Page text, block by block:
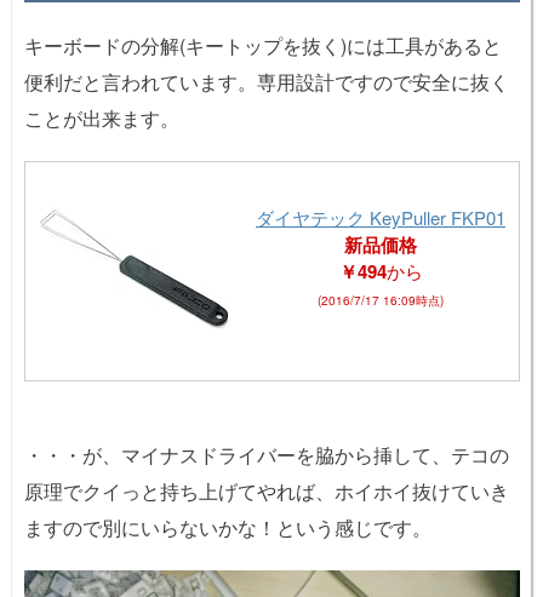
キーボードの分解(キートップを抜く)には工具があると
便利だと言われています。専用設計ですので安全に抜く
ことが出来ます。
ダイヤテック KeyPuller FKP01
新品価格
￥494から
(2016/7/17 16:09時点)
・・・が、マイナスドライバーを脇から挿して、テコの
原理でクイっと持ち上げてやれば、ホイホイ抜けていき
ますので別にいらないかな！という感じです。